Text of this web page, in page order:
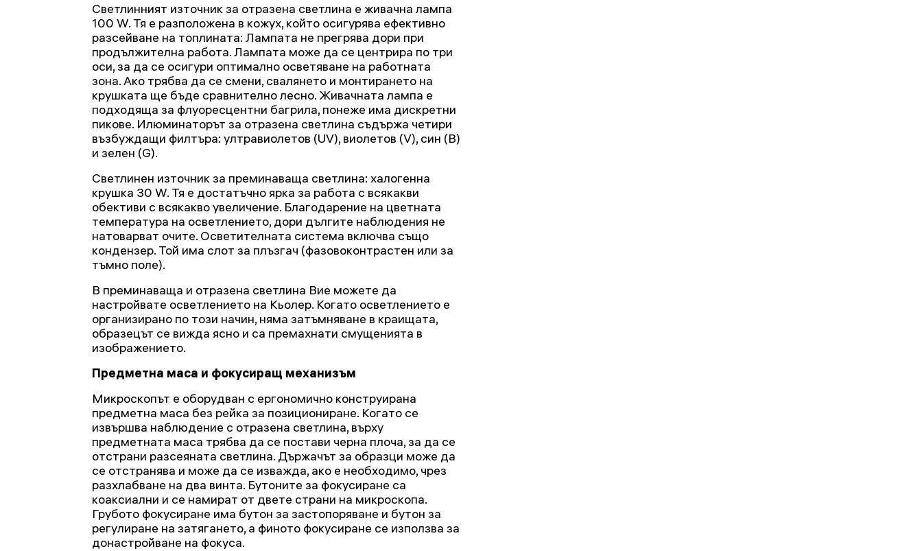
Светлинният източник за отразена светлина е живачна лампа
100 W. Тя е разположена в кожух, който осигурява ефективно
разсейване на топлината: Лампата не прегрява дори при
продължителна работа. Лампата може да се центрира по три
оси, за да се осигури оптимално осветяване на работната
зона. Ако трябва да се смени, свалянето и монтирането на
крушката ще бъде сравнително лесно. Живачната лампа е
подходяща за флуоресцентни багрила, понеже има дискретни
пикове. Илюминаторът за отразена светлина съдържа четири
възбуждащи филтъра: ултравиолетов (UV), виолетов (V), син (B)
и зелен (G).
Светлинен източник за преминаваща светлина: халогенна
крушка 30 W. Тя е достатъчно ярка за работа с всякакви
обективи с всякакво увеличение. Благодарение на цветната
температура на осветлението, дори дългите наблюдения не
натоварват очите. Осветителната система включва също
кондензер. Той има слот за плъзгач (фазовоконтрастен или за
тъмно поле).
В преминаваща и отразена светлина Вие можете да
настройвате осветлението на Кьолер. Когато осветлението е
организирано по този начин, няма затъмняване в краищата,
образецът се вижда ясно и са премахнати смущенията в
изображението.
Предметна маса и фокусиращ механизъм
Микроскопът е оборудван с ергономично конструирана
предметна маса без рейка за позициониране. Когато се
извършва наблюдение с отразена светлина, върху
предметната маса трябва да се постави черна плоча, за да се
отстрани разсеяната светлина. Държачът за образци може да
се отстранява и може да се изважда, ако е необходимо, чрез
разхлабване на два винта. Бутоните за фокусиране са
коаксиални и се намират от двете страни на микроскопа.
Грубото фокусиране има бутон за застопоряване и бутон за
регулиране на затягането, а финото фокусиране се използва за
донастройване на фокуса.